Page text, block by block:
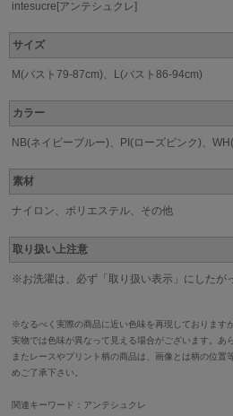
intesucre[アンテシュクレ]
サイズ
M(バスト79-87cm)、L(バスト86-94cm)
カラー
NB(ネイビーブルー)、PI(ローズピンク)、
素材
ナイロン、ポリエステル、その他
取り扱い上注意
※お洗濯は、必ず「取り扱い表示」にしたが
※なるべく実際の商品に近い色味を再現しております
実物では色味が異なって見える場合がございます。あ
またレースやプリント柄の商品は、画像とは柄の位置
めご了承下さい。
関連キーワード：アンテシュクレ